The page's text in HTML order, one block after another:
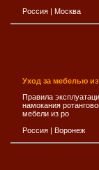
Россия
Москва
Уход за мебелью из
Правила
намокания
мебели из ро
Россия
Воронеж